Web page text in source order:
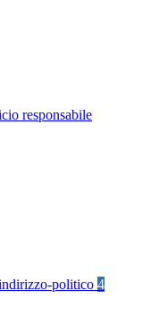
responsabile
politico 4